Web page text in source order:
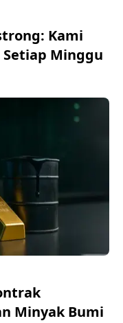
Kami
Minggu
Minyak Bumi